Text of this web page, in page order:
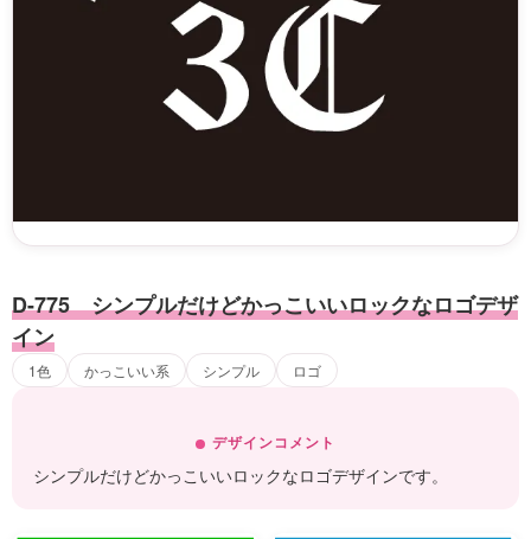
D-775 シンプルだけどかっこいいロックなロゴデザ
イン
1色 かっこいい系 シンプル ロゴ
デザインコメント
シンプルだけどかっこいいロックなロゴデザインです。